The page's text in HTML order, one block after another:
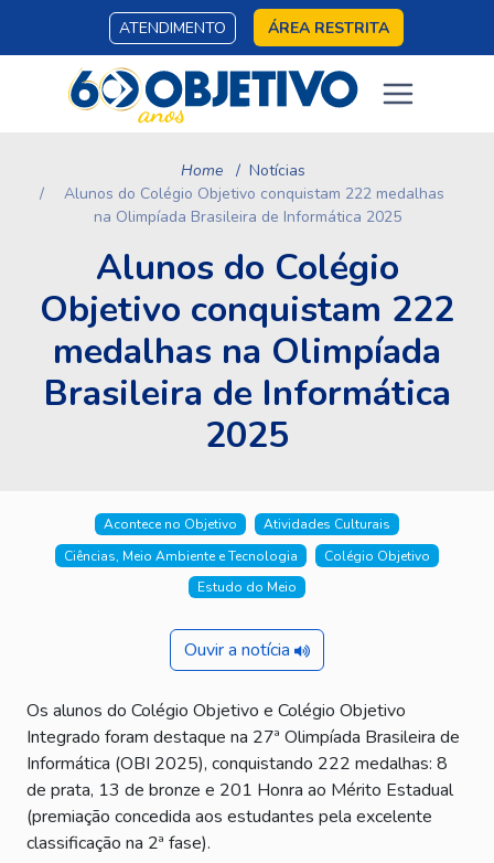
ATENDIMENTO ÁREA RESTRITA
Home
Notícias
Alunos do Colégio Objetivo conquistam 222 medalhas
na Olimpíada Brasileira de Informática 2025
Alunos do Colégio
Objetivo conquistam 222
medalhas na Olimpíada
Brasileira de Informática
2025
Acontece no Objetivo
Atividades Culturais
Ciências, Meio Ambiente e Tecnologia
Colégio Objetivo
Estudo do Meio
Ouvir a notícia
Os alunos do Colégio Objetivo e Colégio Objetivo
Integrado foram destaque na 27ª Olimpíada Brasileira de
Informática (OBI 2025), conquistando 222 medalhas: 8
de prata, 13 de bronze e 201 Honra ao Mérito Estadual
(premiação concedida aos estudantes pela excelente
classificação na 2ª fase).